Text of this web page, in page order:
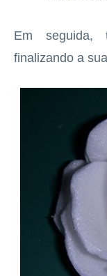
Em seguida,
finalizando a